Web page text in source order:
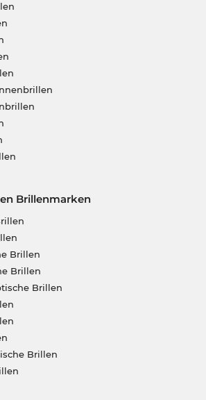
Brillenmarken
Brillen
Brillen
Brillen
Brillen